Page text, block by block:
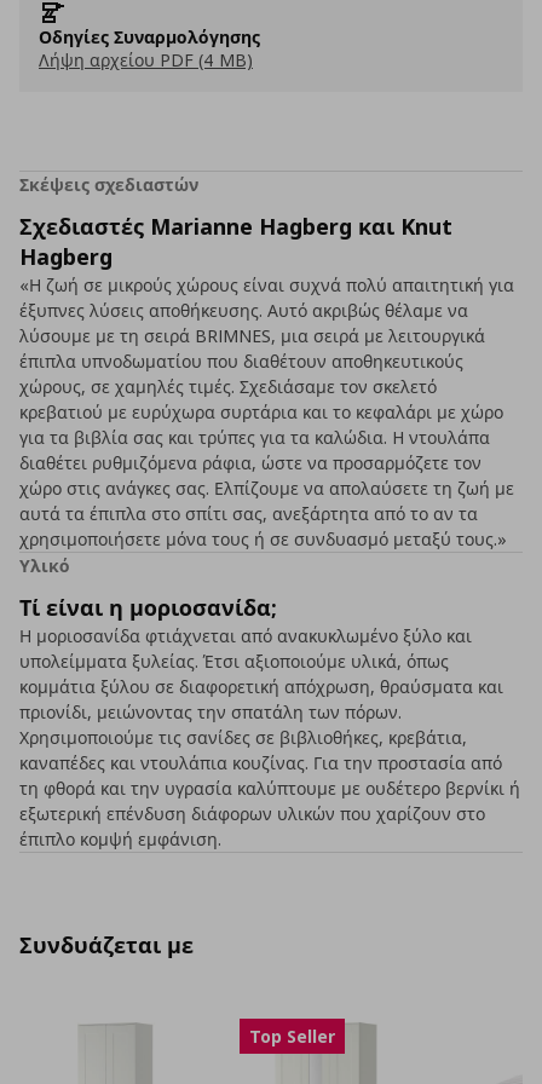
Οδηγίες Συναρμολόγησης
Λήψη αρχείου PDF (4 MB)
Σκέψεις σχεδιαστών
Σχεδιαστές Marianne Hagberg και Knut
Hagberg
«Η ζωή σε μικρούς χώρους είναι συχνά πολύ απαιτητική για
έξυπνες λύσεις αποθήκευσης. Αυτό ακριβώς θέλαμε να
λύσουμε με τη σειρά BRIMNES, μια σειρά με λειτουργικά
έπιπλα υπνοδωματίου που διαθέτουν αποθηκευτικούς
χώρους, σε χαμηλές τιμές. Σχεδιάσαμε τον σκελετό
κρεβατιού με ευρύχωρα συρτάρια και το κεφαλάρι με χώρο
για τα βιβλία σας και τρύπες για τα καλώδια. H ντουλάπα
διαθέτει ρυθμιζόμενα ράφια, ώστε να προσαρμόζετε τον
χώρο στις ανάγκες σας. Ελπίζουμε να απολαύσετε τη ζωή με
αυτά τα έπιπλα στο σπίτι σας, ανεξάρτητα από το αν τα
χρησιμοποιήσετε μόνα τους ή σε συνδυασμό μεταξύ τους.»
Υλικό
Τί είναι η μοριοσανίδα;
Η μοριοσανίδα φτιάχνεται από ανακυκλωμένο ξύλο και
υπολείμματα ξυλείας. Έτσι αξιοποιούμε υλικά, όπως
κομμάτια ξύλου σε διαφορετική απόχρωση, θραύσματα και
πριονίδι, μειώνοντας την σπατάλη των πόρων.
Χρησιμοποιούμε τις σανίδες σε βιβλιοθήκες, κρεβάτια,
καναπέδες και ντουλάπια κουζίνας. Για την προστασία από
τη φθορά και την υγρασία καλύπτουμε με ουδέτερο βερνίκι ή
εξωτερική επένδυση διάφορων υλικών που χαρίζουν στο
έπιπλο κομψή εμφάνιση.
Συνδυάζεται με
Top Seller